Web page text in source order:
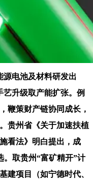
源电池及材料研发出
升级取产能扩张。例
鞭策财产链协同成长，
贵州省《关于加速扶植
看法》明白提出，成
。取贵州“富矿精开”计
建项目（如宁德时代、